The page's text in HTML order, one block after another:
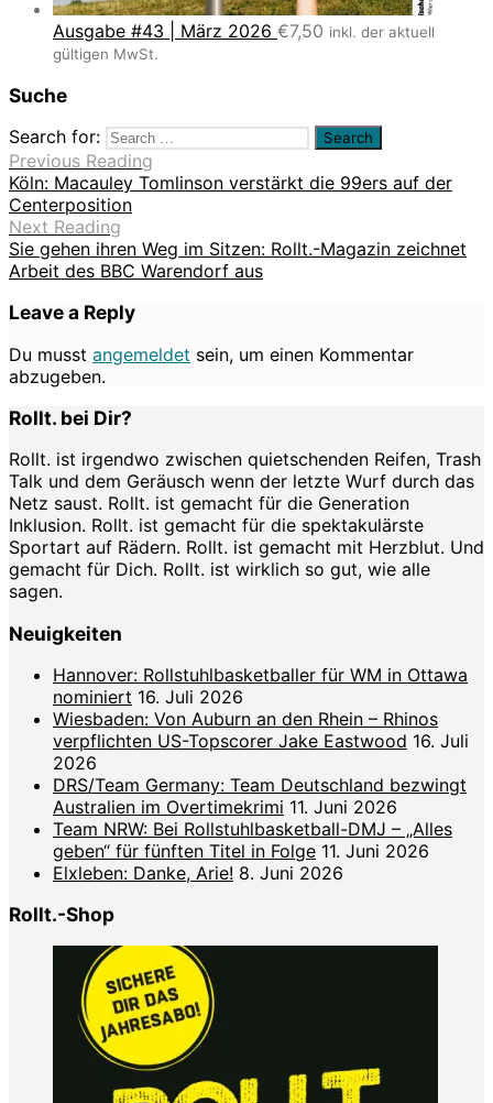
Ausgabe #43 | März 2026 €7,50 inkl. der aktuell
gültigen MwSt.
Suche
Search for:
Previous Reading
Köln: Macauley Tomlinson verstärkt die 99ers auf der
Centerposition
Next Reading
Sie gehen ihren Weg im Sitzen: Rollt.-Magazin zeichnet
Arbeit des BBC Warendorf aus
Leave a Reply
Du musst angemeldet sein, um einen Kommentar
abzugeben.
Rollt. bei Dir?
Rollt. ist irgendwo zwischen quietschenden Reifen, Trash
Talk und dem Geräusch wenn der letzte Wurf durch das
Netz saust. Rollt. ist gemacht für die Generation
Inklusion. Rollt. ist gemacht für die spektakulärste
Sportart auf Rädern. Rollt. ist gemacht mit Herzblut. Und
gemacht für Dich. Rollt. ist wirklich so gut, wie alle
sagen.
Neuigkeiten
Hannover: Rollstuhlbasketballer für WM in Ottawa
nominiert 16. Juli 2026
Wiesbaden: Von Auburn an den Rhein – Rhinos
verpflichten US-Topscorer Jake Eastwood 16. Juli
2026
DRS/Team Germany: Team Deutschland bezwingt
Australien im Overtimekrimi 11. Juni 2026
Team NRW: Bei Rollstuhlbasketball-DMJ – „Alles
geben“ für fünften Titel in Folge 11. Juni 2026
Elxleben: Danke, Arie! 8. Juni 2026
Rollt.-Shop